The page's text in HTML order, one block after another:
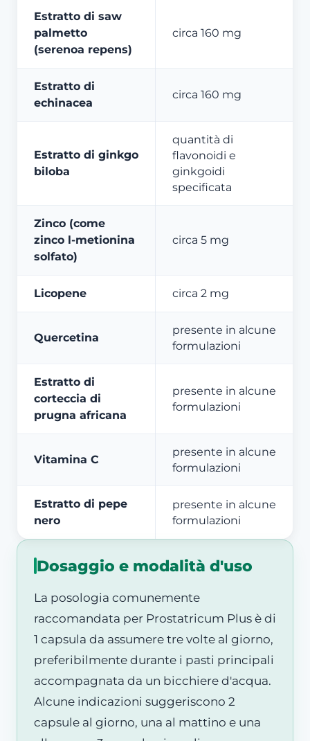
Estratto di saw
palmetto
(serenoa repens)
circa 160 mg
Estratto di
echinacea
circa 160 mg
Estratto di ginkgo
biloba
quantità di
flavonoidi e
ginkgoidi
specificata
Zinco (come
zinco l-metionina
solfato)
circa 5 mg
Licopene circa 2 mg
Quercetina
presente in alcune
formulazioni
Estratto di
corteccia di
prugna africana
presente in alcune
formulazioni
Vitamina C
presente in alcune
formulazioni
Estratto di pepe
nero
presente in alcune
formulazioni
Dosaggio e modalità d'uso
La posologia comunemente
raccomandata per Prostatricum Plus è di
1 capsula da assumere tre volte al giorno,
preferibilmente durante i pasti principali
accompagnata da un bicchiere d'acqua.
Alcune indicazioni suggeriscono 2
capsule al giorno, una al mattino e una